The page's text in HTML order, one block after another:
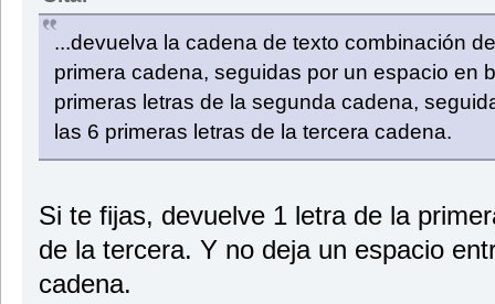
...devuelva la cadena de texto combinación
primera cadena, seguidas por un espacio en
primeras letras de la segunda cadena,
las 6 primeras letras de la tercera cadena.
Si te fijas, devuelve 1 letra de la
de la tercera. Y no deja un espacio
cadena.